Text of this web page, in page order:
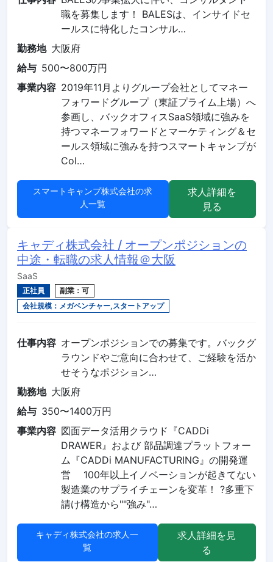
職を募集します！ BALESは、インサイドセ
ールスに特化したコンサル…
勤務地 大阪府
給与 500〜800万円
事業内容 2019年11月よりグループ会社としてマネー
フォワードグループ（東証プライム上場）へ
参画し、バックオフィスSaaS領域に強みを
持つマネーフォワードとマーケティング＆セ
ールス領域に強みを持つスマートキャンプが
Col…
スマートキャンプ株式会社の求
人一覧
求人詳細を
見る
キャディ株式会社 / オープンポジションの
中途・転職の求人情報＠大阪
SaaS
正社員
副業：可
会社規模：メガベンチャー,スタートアップ
仕事内容 オープンポジションでの募集です。バックグ
ラウンドやご意向に合わせて、ご経験を活か
せそうなポジション…
勤務地 大阪府
給与 350〜1400万円
事業内容 図面データ活用クラウド『CADDi
DRAWER』および 部品調達プラットフォー
ム『CADDi MANUFACTURING』の開発運
営 100年以上イノベーションが起きてない
製造業のサプライチェーンを変革！ ?多重下
請け構造から""強み"…
キャディ株式会社の求人一
覧
求人詳細を見
る